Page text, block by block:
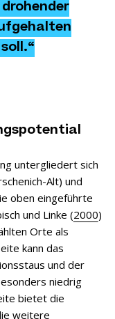
untergliedert sich
Alt) und
oben eingeführte
und Linke (2000)
Orte als
kann das
und der
niedrig
bietet die
weitere